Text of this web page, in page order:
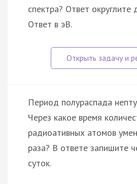
спектра? Ответ округлите
Ответ в эВ.
Период полураспада
Через какое время
радиоативных атомов
раза? В ответе запишите
суток.